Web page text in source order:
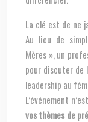
La clé est de ne
Au lieu de
Mères », un
pour discuter de
leadership au
L’événement
vos thèmes de